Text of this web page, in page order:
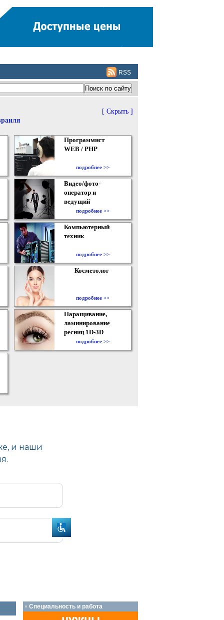
RSS
[ Скрыть ]
Программист
WEB / PHP
подробнее >>
Видео/фото-
оператор и
ведущий
подробнее >>
Компьютерный
техник
подробнее >>
Косметолог
подробнее >>
Наращивание,
ламинирование
ресниц 1D-3D
подробнее >>
Специальность и работа